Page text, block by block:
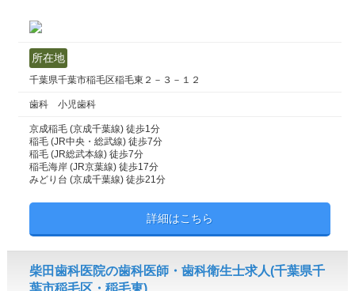
所在地
千葉県千葉市稲毛区稲毛東２－３－１２
歯科 小児歯科
京成稲毛 (京成千葉線) 徒歩1分
稲毛 (JR中央・総武線) 徒歩7分
稲毛 (JR総武本線) 徒歩7分
稲毛海岸 (JR京葉線) 徒歩17分
みどり台 (京成千葉線) 徒歩21分
詳細はこちら
柴田歯科医院の歯科医師・歯科衛生士求人(千葉県千